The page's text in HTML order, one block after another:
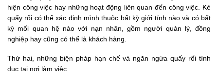
hiện công việc hay những hoạt động liên quan đến công việc. Kẻ
quấy rối có thể xác định mình thuộc bất kỳ giới tính nào và có bất
kỳ mối quan hệ nào với nạn nhân, gồm người quản lý, đồng
nghiệp hay cũng có thể là khách hàng.
Thứ hai, những biện pháp hạn chế và ngăn ngừa quấy rối tình
dục tại nơi làm việc.